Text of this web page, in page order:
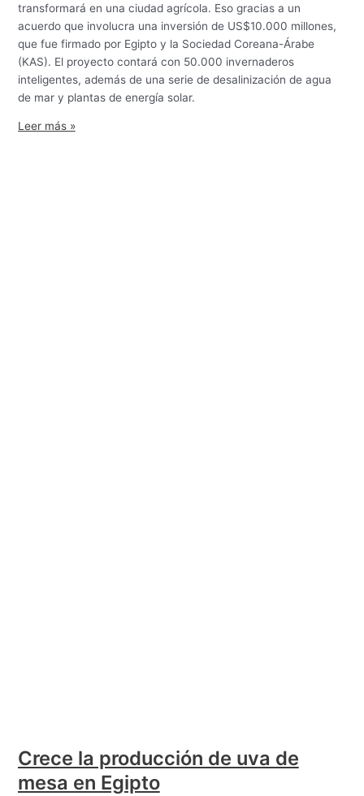
transformará en una ciudad agrícola. Eso gracias a un
acuerdo que involucra una inversión de US$10.000 millones,
que fue firmado por Egipto y la Sociedad Coreana-Árabe
(KAS). El proyecto contará con 50.000 invernaderos
inteligentes, además de una serie de desalinización de agua
de mar y plantas de energía solar.
Leer más »
Crece la producción de uva de
mesa en Egipto